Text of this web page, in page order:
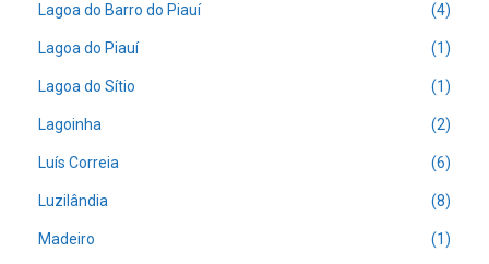
Lagoa do Barro do Piauí (4)
Lagoa do Piauí (1)
Lagoa do Sítio (1)
Lagoinha (2)
Luís Correia (6)
Luzilândia (8)
Madeiro (1)